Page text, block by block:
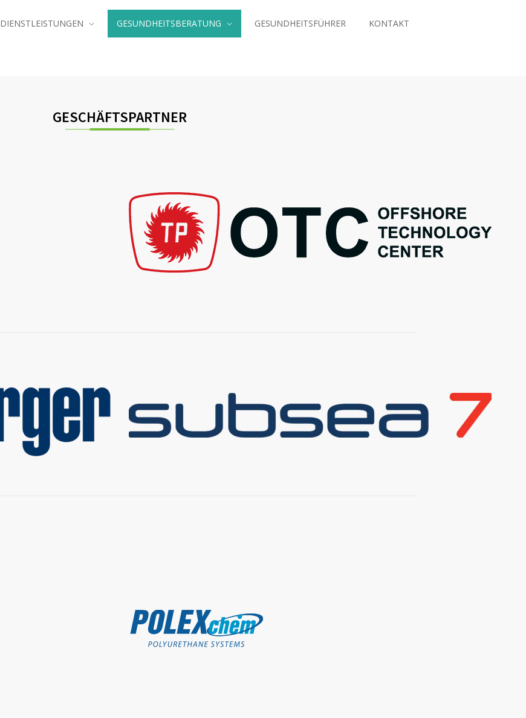
DIENSTLEISTUNGEN GESUNDHEITSBERATUNG GESUNDHEITSFÜHRER KONTAKT
GESCHÄFTSPARTNER